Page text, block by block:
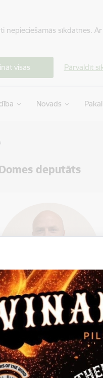
sīkdatnes.
visas Pārvaldīt
Novads
deputāts
Partija "Jaunā VIENOTĪBA"
Finanšu komitejas loceklis
pieņemšana: